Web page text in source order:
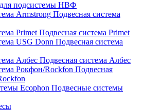
подсистемы НВФ
Подвесная система
Подвесная система Primet
Подвесная система
Подвесная система Албес
Подвесная
Подвесные системы